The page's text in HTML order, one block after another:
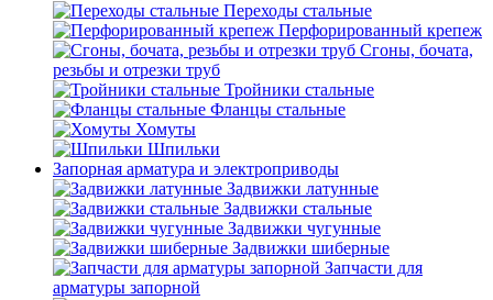
Переходы стальные
Перфорированный крепеж
Сгоны, бочата,
резьбы и отрезки труб
Тройники стальные
Фланцы стальные
Хомуты
Шпильки
Запорная арматура и электроприводы
Задвижки латунные
Задвижки стальные
Задвижки чугунные
Задвижки шиберные
Запчасти для
арматуры запорной